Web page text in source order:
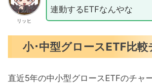
リッヒ
連動するETFなんやな
小･中型グロースETF比較
直近5年の中小型グロースETFのチャ